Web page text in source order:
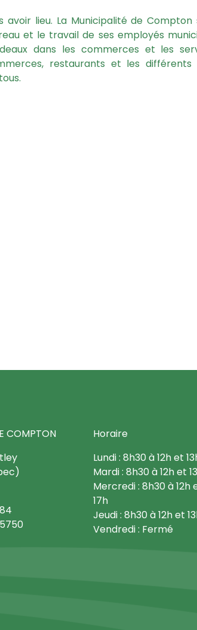
lieu. La Municipalité de Compton
et le travail de ses employés
dans les commerces et les
restaurants et les différents
COMPTON
Horaire
Lundi : 8h30 à 12h et
Mardi : 8h30 à 12h et
Mercredi : 8h30 à 12h
17h
Jeudi : 8h30 à 12h et
Vendredi : Fermé